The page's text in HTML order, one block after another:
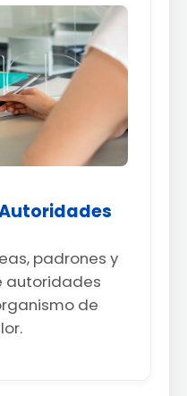
padrones y
autoridades
de